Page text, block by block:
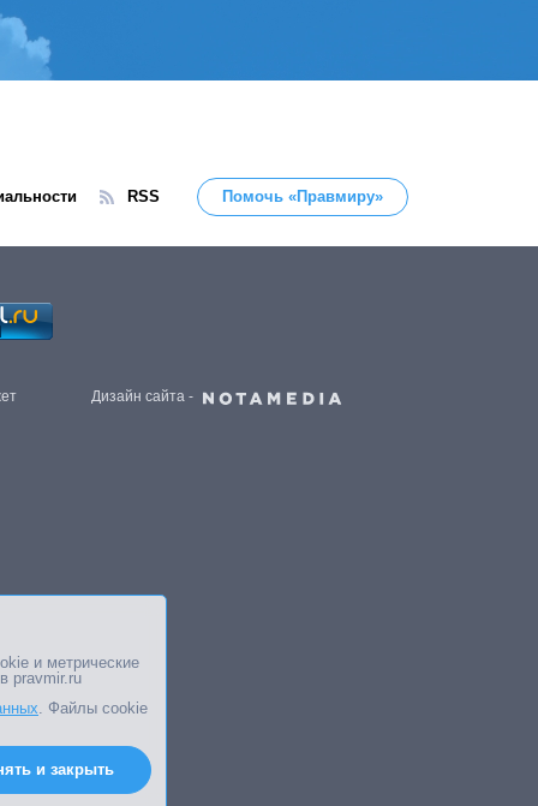
RSS Помочь «Правмиру»
Дизайн сайта -
и метрические
в pravmir.ru
. Файлы cookie
и закрыть